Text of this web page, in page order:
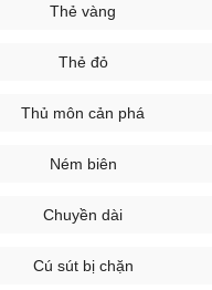
Thẻ vàng
Thẻ đỏ
Thủ môn cản phá
Ném biên
Chuyền dài
Cú sút bị chặn